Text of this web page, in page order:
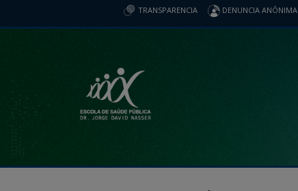
TRANSPARENCIA DENUNCIA ANÔNIMA